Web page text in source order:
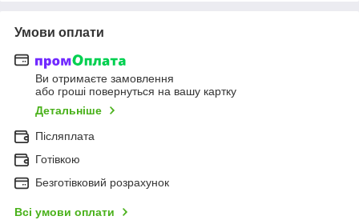
Умови оплати
Ви отримаєте замовлення
або гроші повернуться на вашу картку
Детальніше
Післяплата
Готівкою
Безготівковий розрахунок
Всі умови оплати